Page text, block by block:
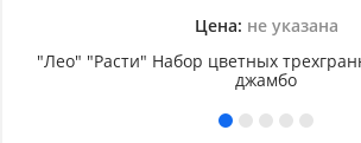
Цена: не указана
"Лео" "Расти" Набор цветных
джамбо